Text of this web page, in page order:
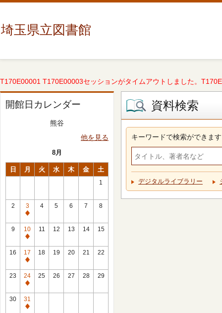
埼玉県立図書館
T170E00001 T170E00003セッションがタイムアウトしました。
開館日カレンダー
熊谷
他を見る
8月
日 月 火 水 木 金 土
1
2
3
休
館
日
4 5 6 7 8
9
10
休
館
日
11 12 13 14 15
16
17
休
館
日
18 19 20 21 22
23
24
休
館
日
25 26 27 28 29
30
31
休
資料検索
キーワードで検索ができます
デジタルライブラリー